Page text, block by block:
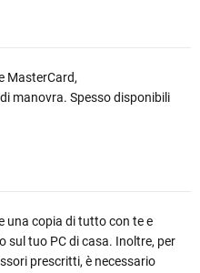
MasterCard,
manovra. Spesso disponibili
una copia di tutto con te e
sul tuo PC di casa. Inoltre, per
prescritti, è necessario